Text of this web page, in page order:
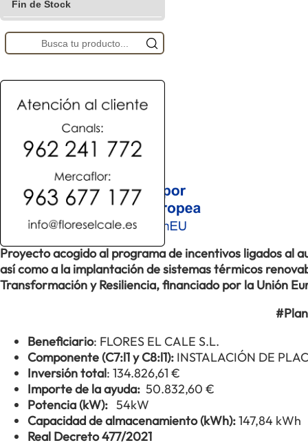
Fin de Stock
Proyecto acogido al programa de incentivos ligados al
así como a la implantación de sistemas térmicos
Transformación y Resiliencia, financiado por la Unión
Beneficiario: FLORES EL CALE S.L.
Componente (C7:l1 y C8:l1): INSTALACIÓN DE
Inversión total: 134.826,61 €
Importe de la ayuda: 50.832,60 €
Potencia (kW): 54kW
Capacidad de almacenamiento (kWh):147,84 kWh
Real Decreto 477/2021